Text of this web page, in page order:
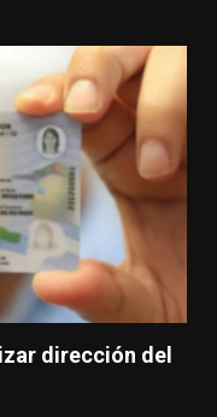
dirección del